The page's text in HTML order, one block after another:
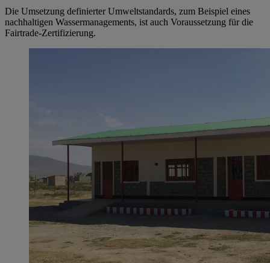
Die Umsetzung definierter Umweltstandards, zum Beispiel eines
nachhaltigen Wassermanagements, ist auch Voraussetzung für die
Fairtrade-Zertifizierung.